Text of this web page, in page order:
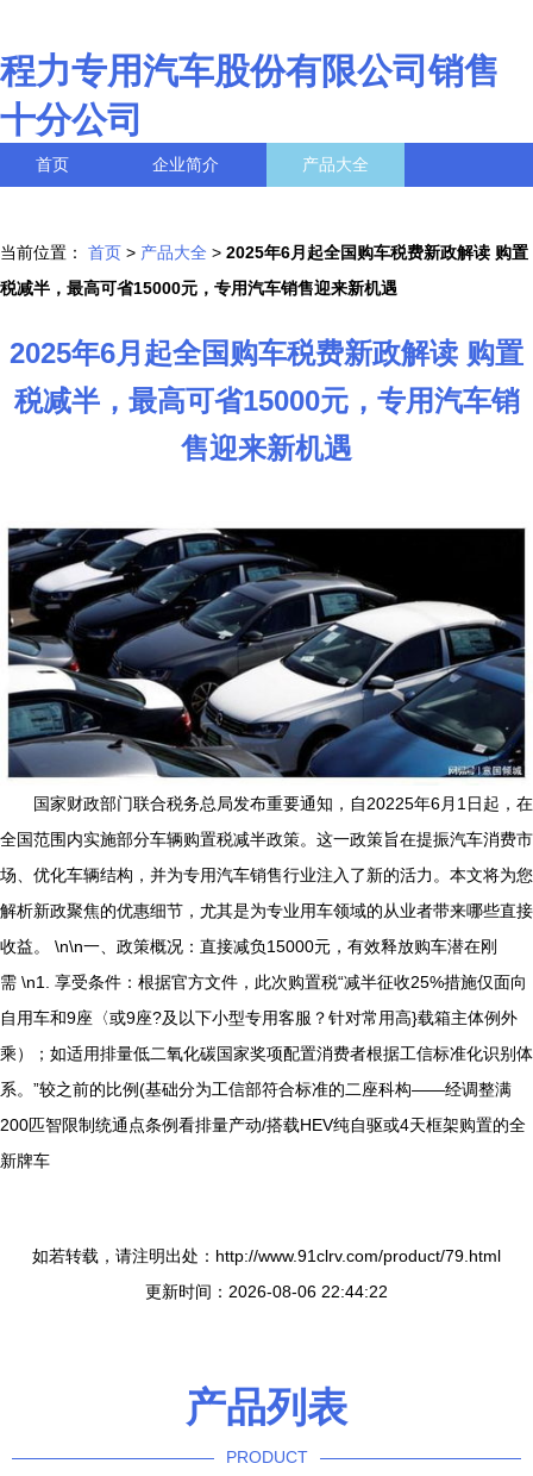
程力专用汽车股份有限公司销售
十分公司
首页 企业简介 产品大全
当前位置： 首页 > 产品大全 > 2025年6月起全国购车税费新政解读 购置
税减半，最高可省15000元，专用汽车销售迎来新机遇
2025年6月起全国购车税费新政解读 购置
税减半，最高可省15000元，专用汽车销
售迎来新机遇
国家财政部门联合税务总局发布重要通知，自20225年6月1日起，在
全国范围内实施部分车辆购置税减半政策。这一政策旨在提振汽车消费市
场、优化车辆结构，并为专用汽车销售行业注入了新的活力。本文将为您
解析新政聚焦的优惠细节，尤其是为专业用车领域的从业者带来哪些直接
收益。 \n\n一、政策概况：直接减负15000元，有效释放购车潜在刚
需 \n1. 享受条件：根据官方文件，此次购置税“减半征收25%措施仅面向
自用车和9座〈或9座?及以下小型专用客服？针对常用高}载箱主体例外
乘）；如适用排量低二氧化碳国家奖项配置消费者根据工信标准化识别体
系。”较之前的比例(基础分为工信部符合标准的二座科构——经调整满
200匹智限制统通点条例看排量产动/搭载HEV纯自驱或4天框架购置的全
新牌车
如若转载，请注明出处：http://www.91clrv.com/product/79.html
更新时间：2026-08-06 22:44:22
产品列表
PRODUCT